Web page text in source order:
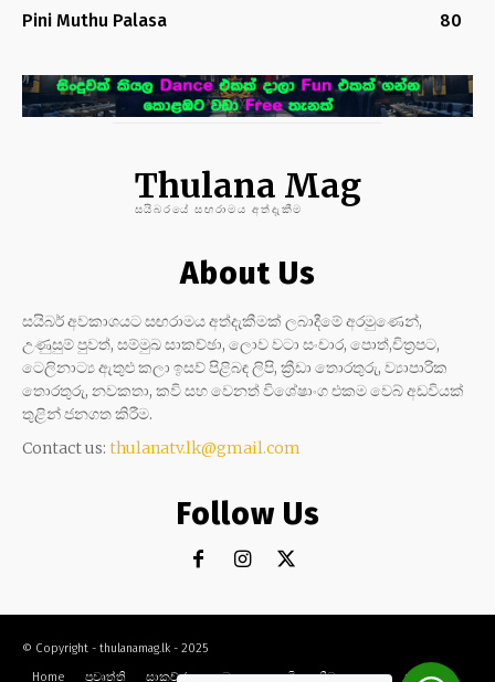
Pini Muthu Palasa
80
Thulana Mag
සයිබරයේ සඟරාමය අත්දැකීම
About Us
සයිබර් අවකාශයට සඟරාමය අත්දැකීමක් ලබාදීමේ අරමුණෙන්,
උණුසුම් පුවත්, සම්මුඛ සාකච්ඡා, ලොව වටා සංචාර, පොත්,චිත්‍රපට,
ටෙලිනාට්‍ය ඇතුළු කලා ඉසව් පිළිබඳ ලිපි, ක්‍රීඩා තොරතුරු, ව්‍යාපාරික
තොරතුරු, නවකතා, කවි සහ වෙනත් විශේෂාංග එකම වෙබ් අඩවියක්
තුළින් ජනගත කිරීම.
Contact us: thulanatv.lk@gmail.com
Follow Us
© Copyright - thulanamag.lk - 2025
Home
ප්‍රවෘත්ති සාකච්ඡා නවකතා කවි ක්‍රීඩා කලා සංචාර